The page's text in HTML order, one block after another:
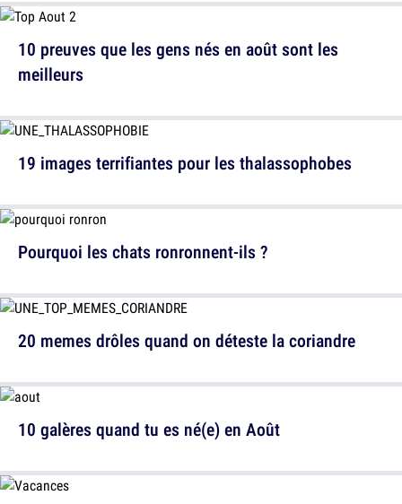
19 images terrifiantes pour les thalassophobes
20 memes drôles quand on déteste la coriandre
10 preuves que les gens nés en août sont les
meilleurs
Pourquoi les chats ronronnent-ils ?
10 galères quand tu es né(e) en Août